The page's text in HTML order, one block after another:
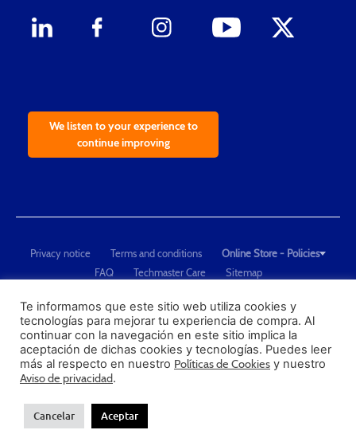
We listen to your experience to
continue improving
Privacy notice Terms and conditions
Online Store - Policies
FAQ
Techmaster Care
Sitemap
"Techmaster de México is The Global Leader in Test Equipment Solutions -
Calibration, Dimensional Measurement and Testing"
PROFECO
CONDUSEF
Te informamos que este sitio web utiliza cookies y
tecnologías para mejorar tu experiencia de compra. Al
continuar con la navegación en este sitio implica la
aceptación de dichas cookies y tecnologías. Puedes leer
más al respecto en nuestro Políticas de Cookies y nuestro
Aviso de privacidad.
Cancelar Aceptar